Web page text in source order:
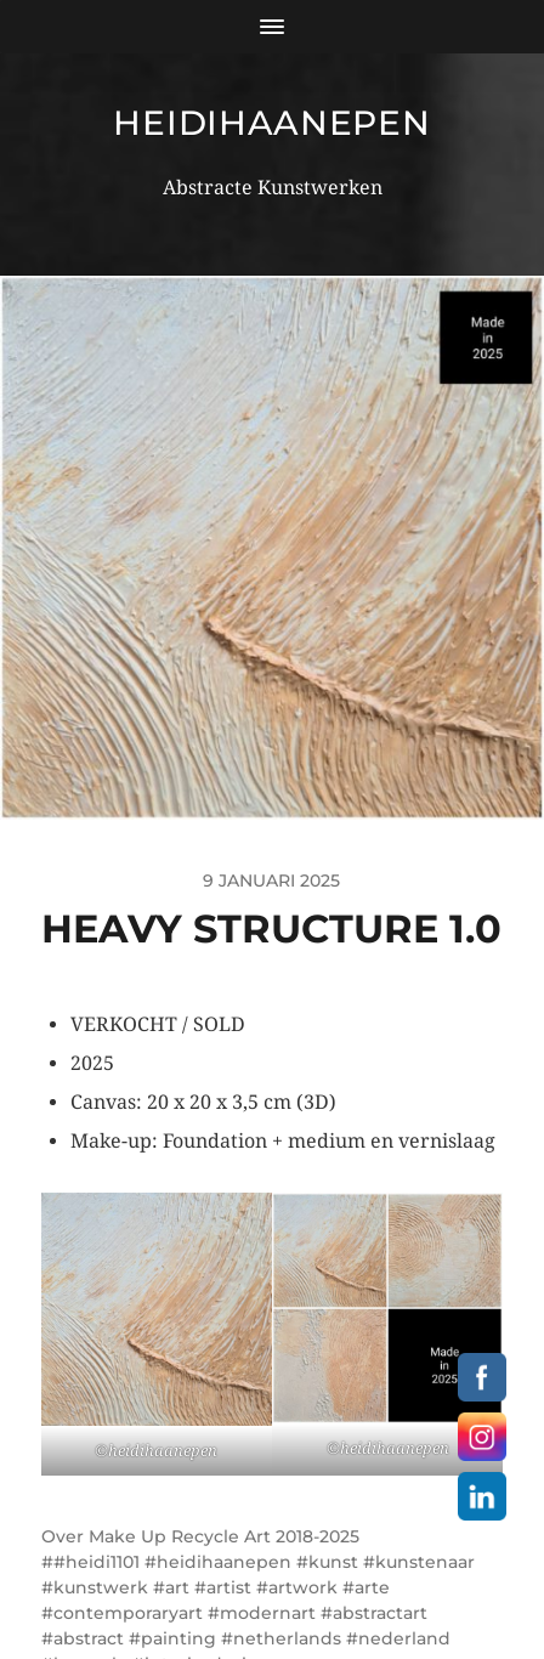
HEIDIHAANEPEN
Abstracte Kunstwerken
9 JANUARI 2025
HEAVY STRUCTURE 1.0
VERKOCHT / SOLD
2025
Canvas: 20 x 20 x 3,5 cm (3D)
Make-up: Foundation + medium en vernislaag
©heidihaanepen ©heidihaanepen
Over Make Up Recycle Art 2018-2025
#heidi1101 #heidihaanepen #kunst #kunstenaar
#kunstwerk #art #artist #artwork #arte
#contemporaryart #modernart #abstractart
#abstract #painting #netherlands #nederland